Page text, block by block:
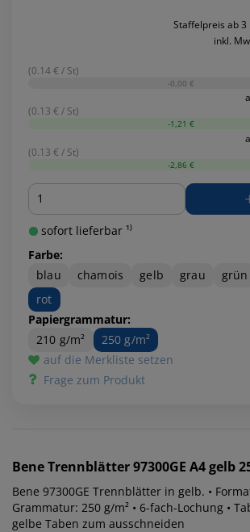
Staffelpreis ab 3
inkl.
(0.14 € / St)
-0,00 €
(0.13 € / St)
-1,21 €
(0.13 € / St)
-2,86 €
Menge
sofort lieferbar ¹⁾
Farbe:
blau
chamois gelb grau grün
rot
Papiergrammatur:
210 g/m²
250 g/m²
auf die Merkliste setzen
Frage zum Produkt
BeneTrennblätter 97300GE A4 gelb
Bene 97300GE Trennblätter in gelb. •
Grammatur: 250 g/m² • 6-fach-Lochung • Tabeneigenschaften:
gelbe Taben zum ausschneiden